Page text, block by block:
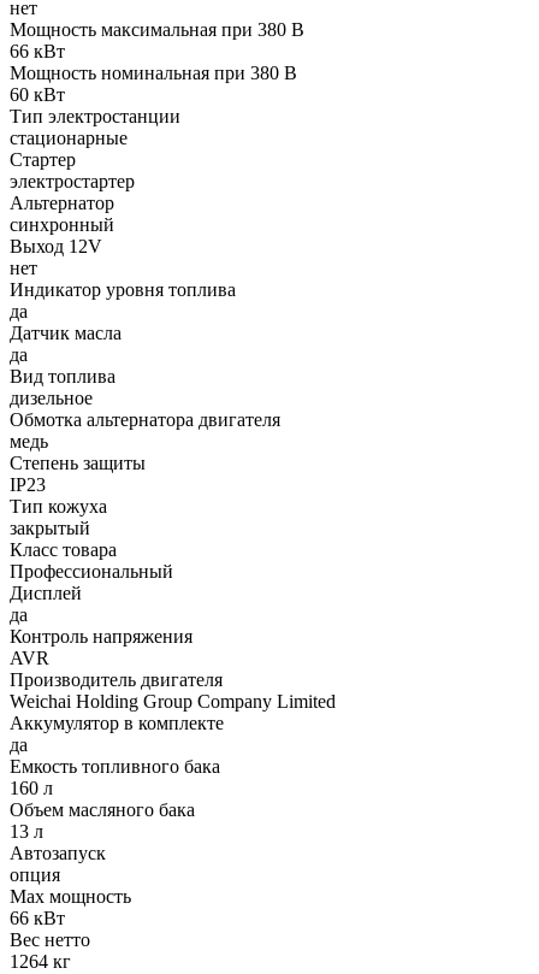
нет
Мощность максимальная при 380 В
66 кВт
Мощность номинальная при 380 В
60 кВт
Тип электростанции
стационарные
Стартер
электростартер
Альтернатор
синхронный
Выход 12V
нет
Индикатор уровня топлива
да
Датчик масла
да
Вид топлива
дизельное
Обмотка альтернатора двигателя
медь
Степень защиты
IP23
Тип кожуха
закрытый
Класс товара
Профессиональный
Дисплей
да
Контроль напряжения
AVR
Производитель двигателя
Weichai Holding Group Company Limited
Аккумулятор в комплекте
да
Емкость топливного бака
160 л
Объем масляного бака
13 л
Автозапуск
опция
Max мощность
66 кВт
Вес нетто
1264 кг